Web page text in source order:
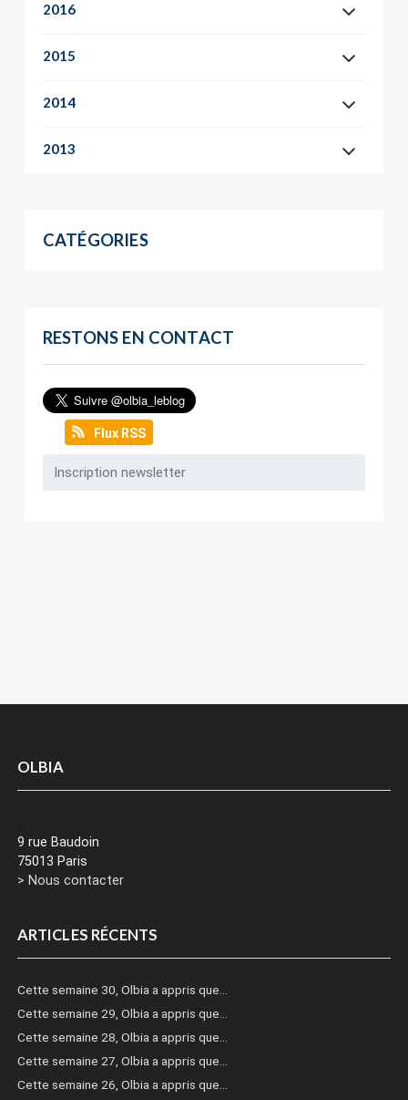
2016
2015
2014
2013
CATÉGORIES
RESTONS EN CONTACT
Flux RSS
OLBIA
9 rue Baudoin
75013 Paris
> Nous contacter
ARTICLES RÉCENTS
Cette semaine 30, Olbia a appris que…
Cette semaine 29, Olbia a appris que…
Cette semaine 28, Olbia a appris que…
Cette semaine 27, Olbia a appris que…
Cette semaine 26, Olbia a appris que…